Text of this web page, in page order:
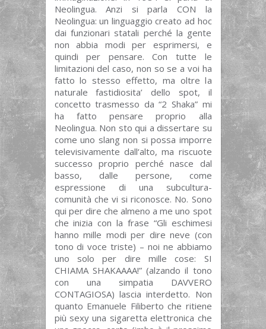
Neolingua. Anzi si parla CON la
Neolingua: un linguaggio creato ad hoc
dai funzionari statali perché la gente
non abbia modi per esprimersi, e
quindi per pensare. Con tutte le
limitazioni del caso, non so se a voi ha
fatto lo stesso effetto, ma oltre la
naturale fastidiosita’ dello spot, il
concetto trasmesso da “2 Shaka” mi
ha fatto pensare proprio alla
Neolingua. Non sto qui a dissertare su
come uno slang non si possa imporre
televisivamente dall‘alto, ma riscuote
successo proprio perché nasce dal
basso, dalle persone, come
espressione di una subcultura-
comunità che vi si riconosce. No. Sono
qui per dire che almeno a me uno spot
che inizia con la frase “Gli eschimesi
hanno mille modi per dire neve (con
tono di voce triste) – noi ne abbiamo
uno solo per dire mille cose: SI
CHIAMA SHAKAAAA!” (alzando il tono
con una simpatia DAVVERO
CONTAGIOSA) lascia interdetto. Non
quanto Emanuele Filiberto che ritiene
più sexy una sigaretta elettronica che